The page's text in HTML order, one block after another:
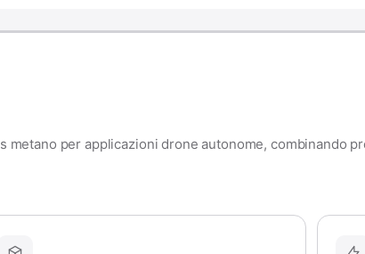
metano per applicazioni drone autonome, combinando